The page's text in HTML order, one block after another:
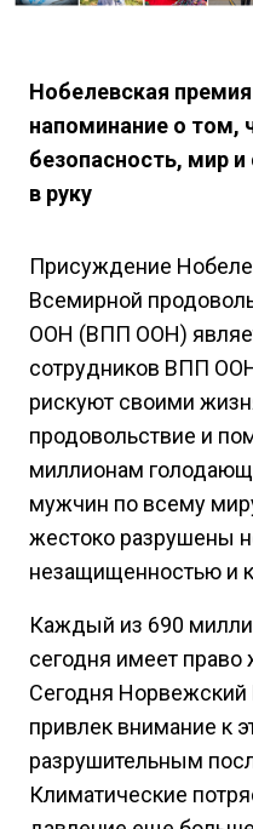
Нобелевская
напоминание о том,
безопасность, мир и
в руку
Присуждение
Всемирной
ООН (ВПП ООН)
сотрудников ВПП
рискуют своими
продовольствие и
миллионам
мужчин по всему
жестоко разрушены
незащищенностью и
Каждый из 690
сегодня имеет право
Сегодня Норвежский
привлек внимание к
разрушительным
Климатические